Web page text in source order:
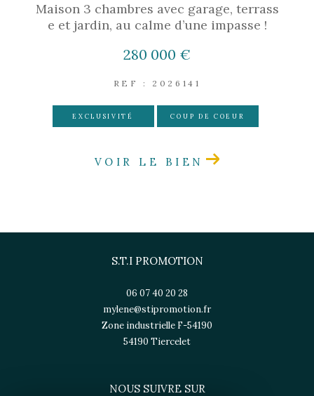
Maison 3 chambres avec garage, terrass
e et jardin, au calme d’une impasse !
280 000 €
REF : 2026141
EXCLUSIVITÉ COUP DE COEUR
VOIR LE BIEN
S.T.I PROMOTION
06 07 40 20 28
mylene@stipromotion.fr
Zone industrielle F-54190
54190
tiercelet
NOUS SUIVRE SUR